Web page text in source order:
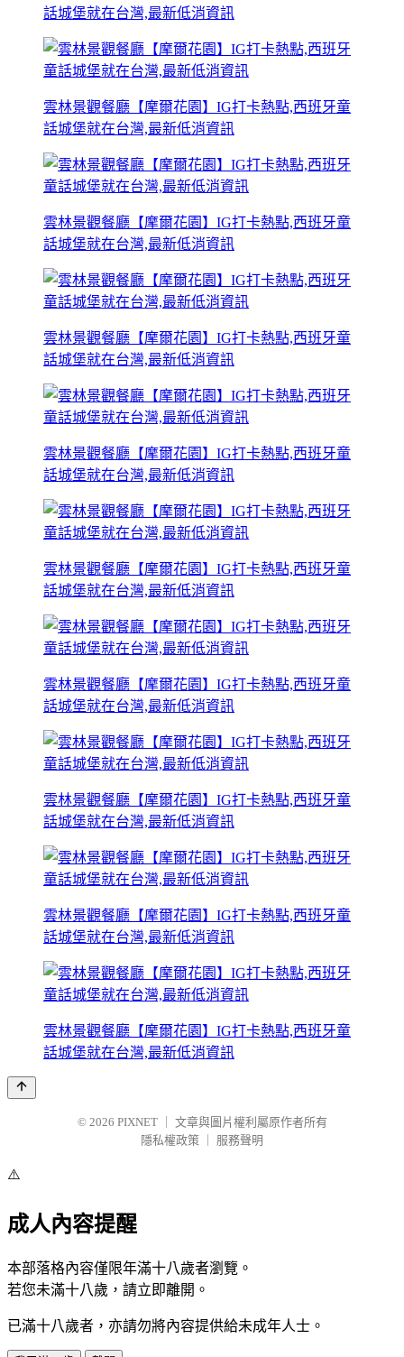
話城堡就在台灣,最新低消資訊
雲林景觀餐廳【摩爾花園】IG打卡熱點,西班牙童
話城堡就在台灣,最新低消資訊
雲林景觀餐廳【摩爾花園】IG打卡熱點,西班牙童
話城堡就在台灣,最新低消資訊
雲林景觀餐廳【摩爾花園】IG打卡熱點,西班牙童
話城堡就在台灣,最新低消資訊
雲林景觀餐廳【摩爾花園】IG打卡熱點,西班牙童
話城堡就在台灣,最新低消資訊
雲林景觀餐廳【摩爾花園】IG打卡熱點,西班牙童
話城堡就在台灣,最新低消資訊
雲林景觀餐廳【摩爾花園】IG打卡熱點,西班牙童
話城堡就在台灣,最新低消資訊
雲林景觀餐廳【摩爾花園】IG打卡熱點,西班牙童
話城堡就在台灣,最新低消資訊
雲林景觀餐廳【摩爾花園】IG打卡熱點,西班牙童
話城堡就在台灣,最新低消資訊
雲林景觀餐廳【摩爾花園】IG打卡熱點,西班牙童
話城堡就在台灣,最新低消資訊
© 2026 PIXNET
文章與圖片權利屬原作者所有
隱私權政策
服務聲明
⚠️
成人內容提醒
本部落格內容僅限年滿十八歲者瀏覽。
若您未滿十八歲，請立即離開。
已滿十八歲者，亦請勿將內容提供給未成年人士。